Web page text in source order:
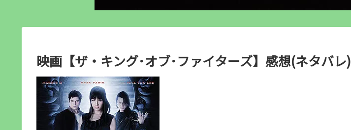
映画【ザ・キング･オブ･ファイターズ】感想(ネタバレ)